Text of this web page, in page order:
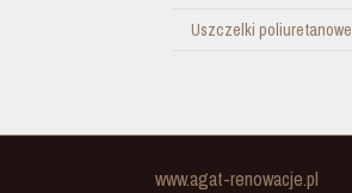
Uszczelki poliuretanowe
www.agat-renowacje.pl